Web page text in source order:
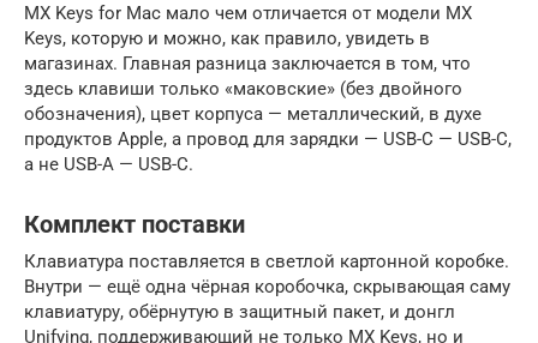
MX Keys for Mac мало чем отличается от модели MX
Keys, которую и можно, как правило, увидеть в
магазинах. Главная разница заключается в том, что
здесь клавиши только «маковские» (без двойного
обозначения), цвет корпуса — металлический, в духе
продуктов Apple, а провод для зарядки — USB-C — USB-C,
а не USB-A — USB-C.
Комплект поставки
Клавиатура поставляется в светлой картонной коробке.
Внутри — ещё одна чёрная коробочка, скрывающая саму
клавиатуру, обёрнутую в защитный пакет, и донгл
Unifying, поддерживающий не только MX Keys, но и